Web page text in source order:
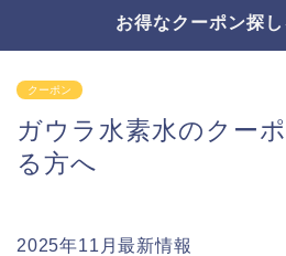
お得なクーポン探
クーポン
ガウラ水素水のクー
る方へ
2025年11月最新情報